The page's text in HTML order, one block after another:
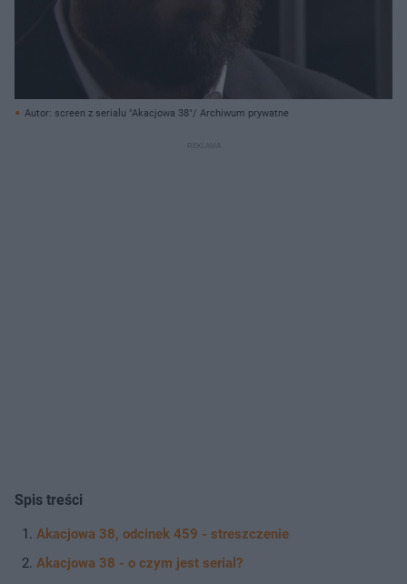
Autor: screen z serialu "Akacjowa 38"/ Archiwum prywatne
Spis treści
Akacjowa 38, odcinek 459 - streszczenie
Akacjowa 38 - o czym jest serial?